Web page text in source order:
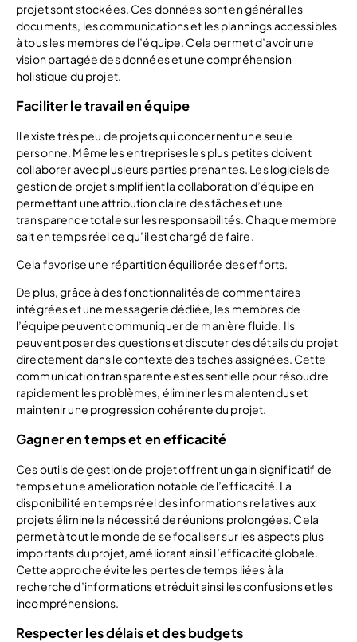
projet sont stockées. Ces données sont en général les
documents, les communications et les plannings accessibles
à tous les membres de l’équipe. Cela permet d’avoir une
vision partagée des données et une compréhension
holistique du projet.
Faciliter le travail en équipe
Il existe très peu de projets qui concernent une seule
personne. Même les entreprises les plus petites doivent
collaborer avec plusieurs parties prenantes. Les logiciels de
gestion de projet simplifient la collaboration d’équipe en
permettant une attribution claire des tâches et une
transparence totale sur les responsabilités. Chaque membre
sait en temps réel ce qu’il est chargé de faire.
Cela favorise une répartition équilibrée des efforts.
De plus, grâce à des fonctionnalités de commentaires
intégrées et une messagerie dédiée, les membres de
l’équipe peuvent communiquer de manière fluide. Ils
peuvent poser des questions et discuter des détails du projet
directement dans le contexte des taches assignées. Cette
communication transparente est essentielle pour résoudre
rapidement les problèmes, éliminer les malentendus et
maintenir une progression cohérente du projet.
Gagner en temps et en efficacité
Ces outils de gestion de projet offrent un gain significatif de
temps et une amélioration notable de l’efficacité. La
disponibilité en temps réel des informations relatives aux
projets élimine la nécessité de réunions prolongées. Cela
permet à tout le monde de se focaliser sur les aspects plus
importants du projet, améliorant ainsi l’efficacité globale.
Cette approche évite les pertes de temps liées à la
recherche d’informations et réduit ainsi les confusions et les
incompréhensions.
Respecter les délais et des budgets